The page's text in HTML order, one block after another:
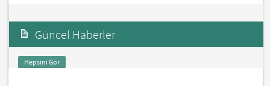
Güncel Haberler
Hepsini Gör